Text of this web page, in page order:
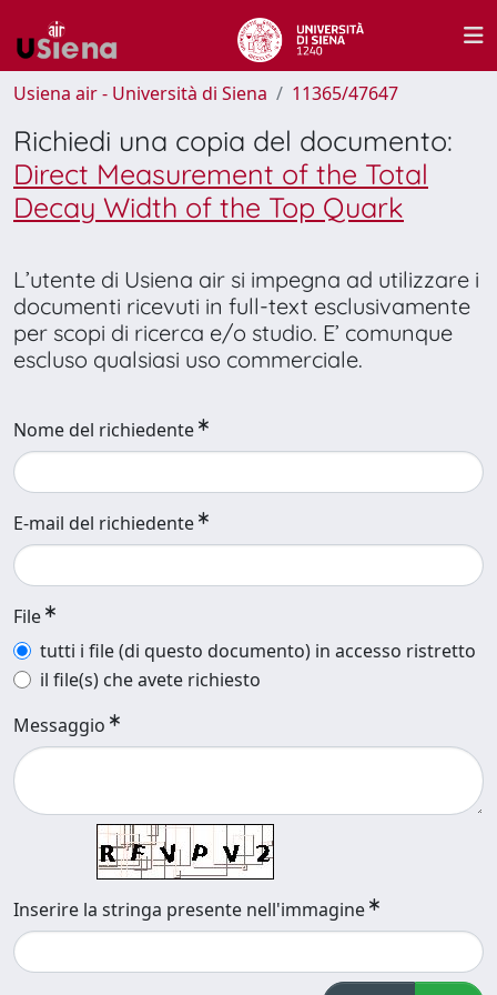
Usiena air - Università di Siena 11365/47647
Richiedi una copia del documento:
Direct Measurement of the Total
Decay Width of the Top Quark
L’utente di Usiena air si impegna ad utilizzare i
documenti ricevuti in full-text esclusivamente
per scopi di ricerca e/o studio. E’ comunque
escluso qualsiasi uso commerciale.
Nome del richiedente
E-mail del richiedente
File
tutti i file (di questo documento) in accesso ristretto
il file(s) che avete richiesto
Messaggio
Inserire la stringa presente nell'immagine